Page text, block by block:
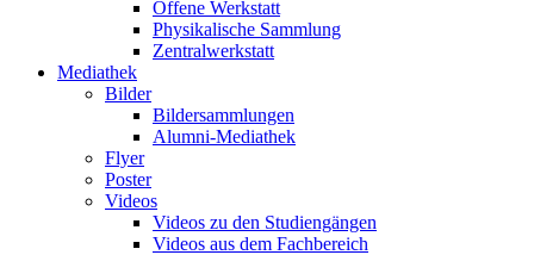
Offene Werkstatt
Physikalische Sammlung
Zentralwerkstatt
Mediathek
Bilder
Bildersammlungen
Alumni-Mediathek
Flyer
Poster
Videos
Videos zu den Studiengängen
Videos aus dem Fachbereich